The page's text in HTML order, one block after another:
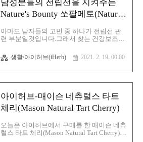
습니다. 분자식은 C9H8O4이며 NSAIDs 비스
테로이드 진통제의 일종입니다. 기원전 400
년경의 히포크라테스의 저서에서 언급되기
도 했으며 버드나무 껍질은 진통 효과를 가
지는 것으로 유명하며 통 효과를 내는 물질
인 살리신의 β-글루코시드 부분을 카복실산
남성분들의 전립선을 지켜주는
Nature's Bounty 쏘팔메토(Nature's
아마도 남자들의 고민 중 하나가 전립선 관
련 부분일것입니다.그래서 찾는 건강보조식
메토 이라는 것은 대서양 해안에서 자생하는
톱 야자수의 열매로 약용 허브로 사용되어
에 도움이 되며 또한 쏘팔메토는 남성 호르
몬인 테스토스테론의 수치를 증가시켜 주는
역할도 합니다.전립선 이라고 하는것은 방광
바로 밑 요도가 시작되는 부분을 싸고 있는
기관이면서 전립선은 정액의 일부를 생산하
는 것과 요도를 지키는 역할을 하면 전립선
에서는 우유와 같은 연한 알칼리성액이 분비
되며 해당 액은 정자에 의해 생산되는 산성
생활/아이허브(iHerb) 2021. 2. 19. 00:00
아이허브-매이슨 네츄럴스 타트
체리(Mason Natural Tart Cherry)
오늘은 아이허브에서 구매를 한 매이슨 네츄
럴스 타트 체리(Mason Natural Tart Cherry)에